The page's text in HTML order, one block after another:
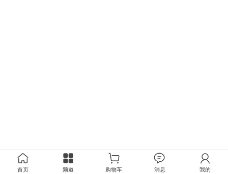
首页 频道 购物车 消息 我的